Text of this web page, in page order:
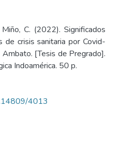
C. (2022). Significados
crisis sanitaria por Covid-
[Tesis de Pregrado].
Indoamérica. 50 p.
4013